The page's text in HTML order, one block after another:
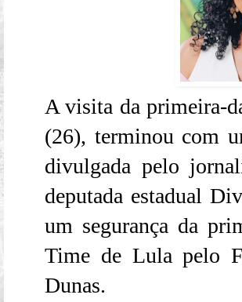
A visita da primeira-
(26), terminou com
divulgada pelo
deputada estadual
um segurança da
Time de Lula pelo
Dunas.